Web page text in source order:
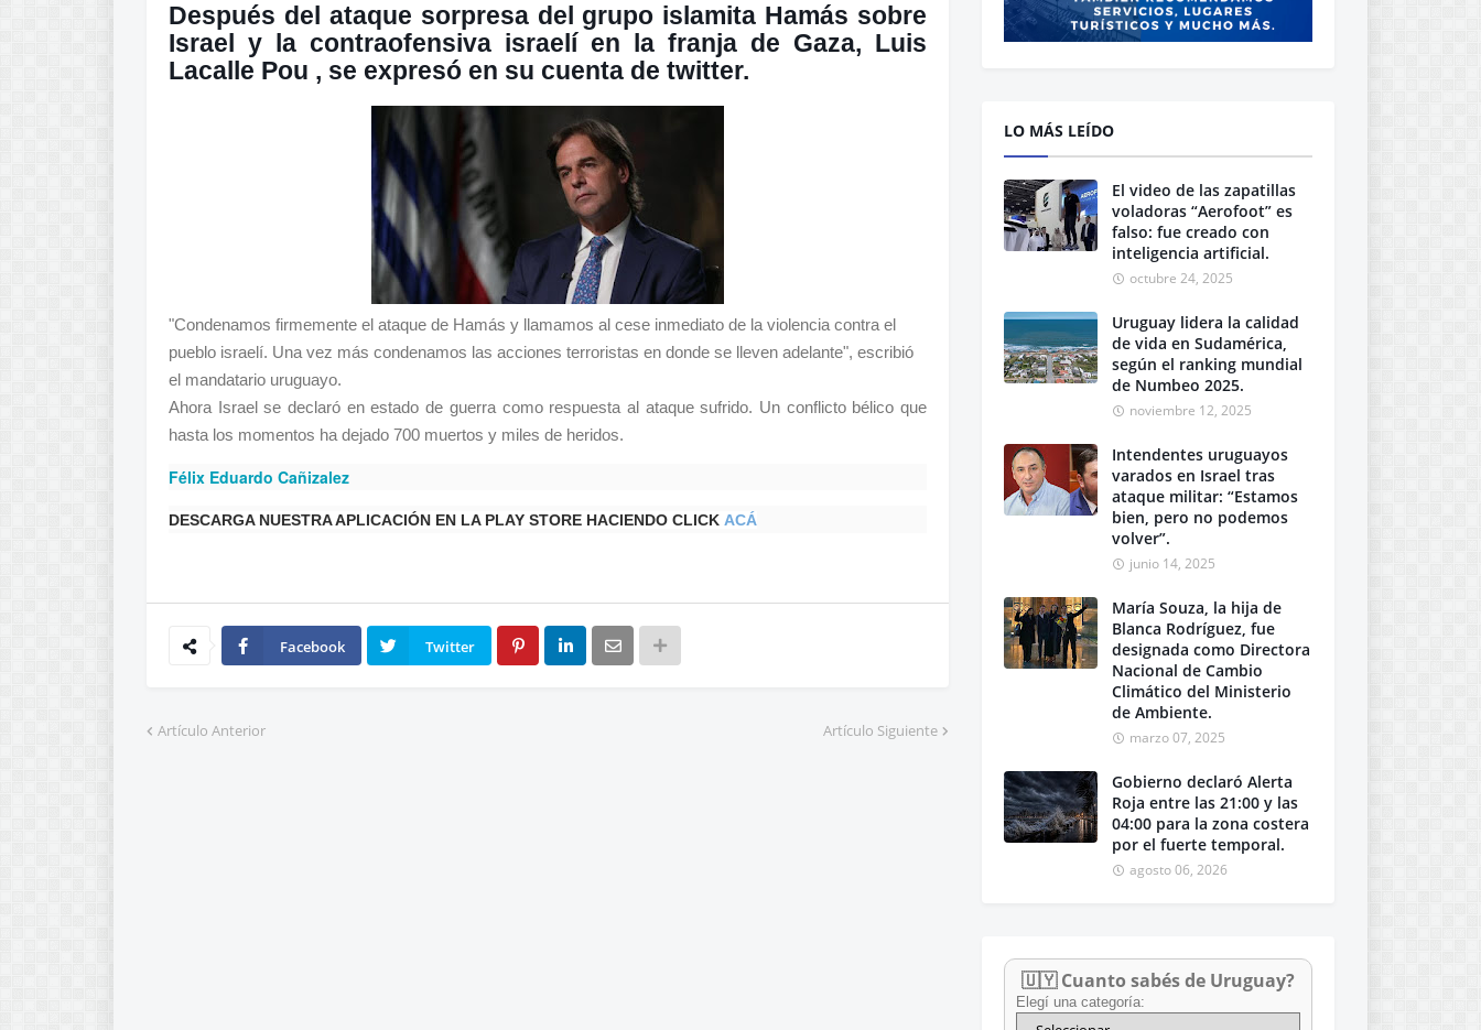
Después del ataque sorpresa del grupo islamita Hamás sobre
Israel y la contraofensiva israelí en la franja de Gaza, Luis
Lacalle Pou , se expresó en su cuenta de twitter.
"Condenamos firmemente el ataque de Hamás y llamamos al cese inmediato de la violencia contra el
pueblo israelí. Una vez más condenamos las acciones terroristas en donde se lleven adelante", escribió
el mandatario uruguayo.
Ahora Israel se declaró en estado de guerra como respuesta al ataque sufrido. Un conflicto bélico que
hasta los momentos ha dejado 700 muertos y miles de heridos.
Félix Eduardo Cañizalez
DESCARGA NUESTRA APLICACIÓN EN LA PLAY STORE HACIENDO CLICK ACÁ
Facebook Twitter
Artículo Anterior Artículo Siguiente
LO MÁS LEÍDO
El video de las zapatillas
voladoras “Aerofoot” es
falso: fue creado con
inteligencia artificial.
octubre 24, 2025
Uruguay lidera la calidad
de vida en Sudamérica,
según el ranking mundial
de Numbeo 2025.
noviembre 12, 2025
Intendentes uruguayos
varados en Israel tras
ataque militar: “Estamos
bien, pero no podemos
volver”.
junio 14, 2025
María Souza, la hija de
Blanca Rodríguez, fue
designada como Directora
Nacional de Cambio
Climático del Ministerio
de Ambiente.
marzo 07, 2025
Gobierno declaró Alerta
Roja entre las 21:00 y las
04:00 para la zona costera
por el fuerte temporal.
agosto 06, 2026
🇺🇾 Cuanto sabés de Uruguay?
Elegí una categoría: